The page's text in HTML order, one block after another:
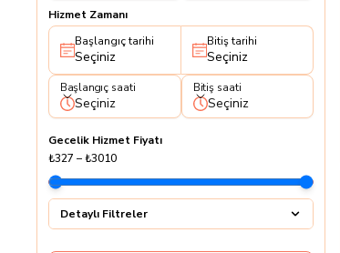
Hizmet Zamanı
Başlangıç tarihi
Seçiniz
Bitiş tarihi
Seçiniz
Başlangıç saati
Başlangıç saati
Seçiniz
Bitiş saati
Bitiş saati
Seçiniz
Gecelik Hizmet Fiyatı
₺327 –₺3010
Detaylı Filtreler